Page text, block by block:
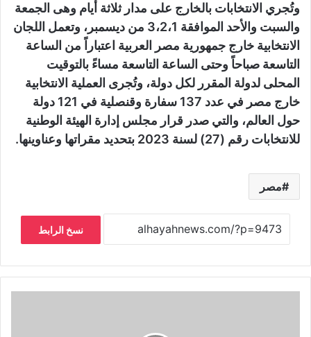
وتُجري الانتخابات بالخارج على مدار ثلاثة أيام وهى الجمعة
والسبت والأحد الموافقة 3،2،1 من ديسمبر، وتعمل اللجان
الانتخابية خارج جمهورية مصر العربية اعتباراً من الساعة
التاسعة صباحاً وحتى الساعة التاسعة مساءً بالتوقيت
المحلى لدولة المقرر لكل دولة، وتُجرى العملية الانتخابية
خارج مصر في عدد 137 سفارة وقنصلية في 121 دولة
حول العالم، والتي صدر قرار مجلس إدارة الهيئة الوطنية
للانتخابات رقم (27) لسنة 2023 بتحديد مقراتها وعناوينها.
مصر
نسخ الرابط